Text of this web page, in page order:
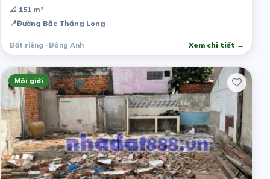
📐 151 m²
📍Đường Bắc Thăng Long
Đất riêng · Đông Anh Xem chi tiết →
Môi giới